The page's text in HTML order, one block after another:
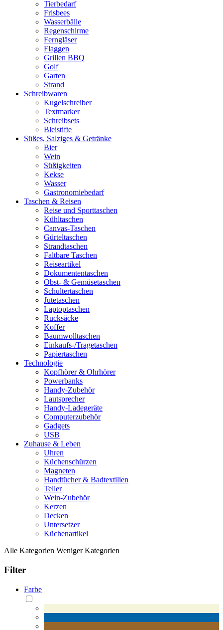
Tierbedarf
Frisbees
Wasserbälle
Regenschirme
Ferngläser
Flaggen
Grillen BBQ
Golf
Garten
Strand
Schreibwaren
Kugelschreiber
Textmarker
Schreibsets
Bleistifte
Süßes, Salziges & Getränke
Bier
Wein
Süßigkeiten
Kekse
Wasser
Gastronomiebedarf
Taschen & Reisen
Reise und Sporttaschen
Kühltaschen
Canvas-Taschen
Gürteltaschen
Strandtaschen
Faltbare Taschen
Reiseartikel
Dokumententaschen
Obst- & Gemüsetaschen
Schultertaschen
Jutetaschen
Laptoptaschen
Rucksäcke
Koffer
Baumwolltaschen
Einkaufs-/Tragetaschen
Papiertaschen
Technologie
Kopfhörer & Ohrhörer
Powerbanks
Handy-Zubehör
Lautsprecher
Handy-Ladegeräte
Computerzubehör
Gadgets
USB
Zuhause & Leben
Uhren
Küchenschürzen
Magneten
Handtücher & Badtextilien
Teller
Wein-Zubehör
Kerzen
Decken
Untersetzer
Küchenartikel
Alle Kategorien Weniger Kategorien
Filter
Farbe